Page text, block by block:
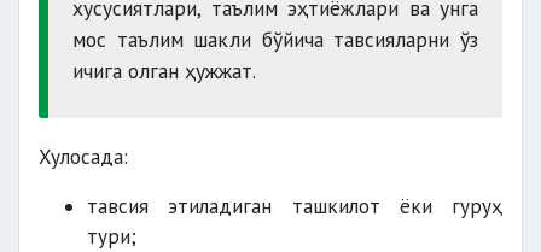
хусусиятлари, таълим эҳтиёжлари ва унга
мос таълим шакли бўйича тавсияларни ўз
ичига олган ҳужжат.
Хулосада:
тавсия этиладиган ташкилот ёки гуруҳ
тури;